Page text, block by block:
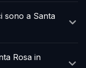
sono a Santa
Rosa in